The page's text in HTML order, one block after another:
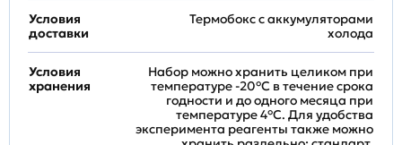
Условия
доставки
Термобокс с аккумуляторами
холода
Условия
хранения
Набор можно хранить целиком при
температуре -20°C в течение срока
годности и до одного месяца при
температуре 4°C. Для удобства
эксперимента реагенты также можно